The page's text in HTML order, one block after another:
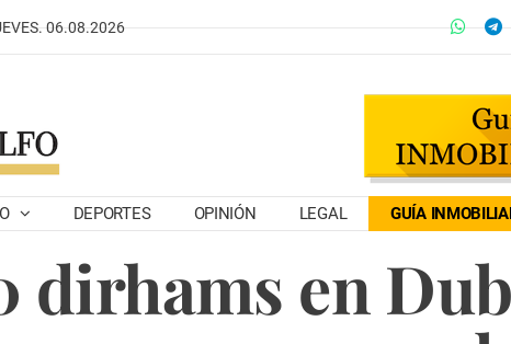
06.08.2026
DEPORTES OPINIÓN LEGAL GUÍA
dirhams en